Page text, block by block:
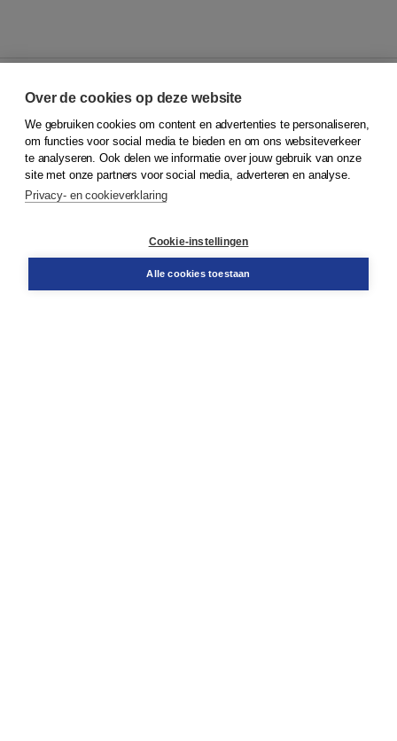
© 2026Koninklijke Boom uitgevers
Klantenservice
Service & informatie
Contact
Over de cookies op deze website
We gebruiken cookies om content en advertenties te personaliseren,
om functies voor social media te bieden en om ons websiteverkeer
te analyseren. Ook delen we informatie over jouw gebruik van onze
site met onze partners voor social media, adverteren en analyse.
Privacy- en cookieverklaring
Cookie-instellingen
Alle cookies toestaan